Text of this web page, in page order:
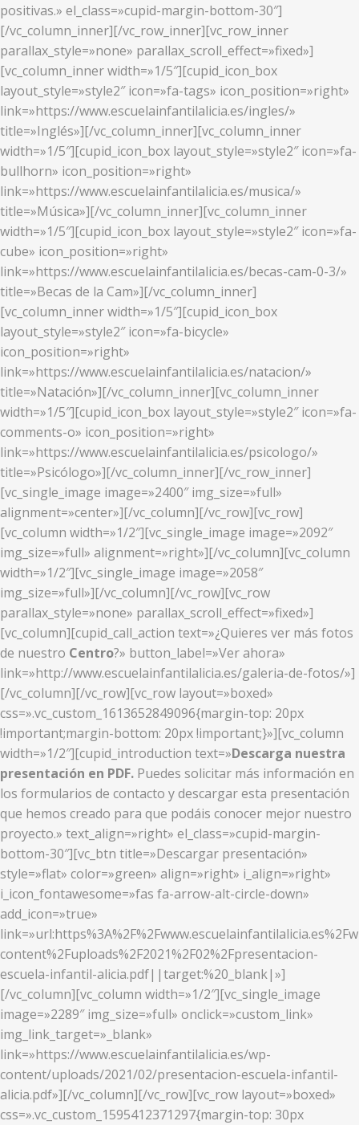
positivas.» el_class=»cupid-margin-bottom-30″]
[/vc_column_inner][/vc_row_inner][vc_row_inner
parallax_style=»none» parallax_scroll_effect=»fixed»]
[vc_column_inner width=»1/5″][cupid_icon_box
layout_style=»style2″ icon=»fa-tags» icon_position=»right»
link=»https://www.escuelainfantilalicia.es/ingles/»
title=»Inglés»][/vc_column_inner][vc_column_inner
width=»1/5″][cupid_icon_box layout_style=»style2″ icon=»fa-
bullhorn» icon_position=»right»
link=»https://www.escuelainfantilalicia.es/musica/»
title=»Música»][/vc_column_inner][vc_column_inner
width=»1/5″][cupid_icon_box layout_style=»style2″ icon=»fa-
cube» icon_position=»right»
link=»https://www.escuelainfantilalicia.es/becas-cam-0-3/»
title=»Becas de la Cam»][/vc_column_inner]
[vc_column_inner width=»1/5″][cupid_icon_box
layout_style=»style2″ icon=»fa-bicycle»
icon_position=»right»
link=»https://www.escuelainfantilalicia.es/natacion/»
title=»Natación»][/vc_column_inner][vc_column_inner
width=»1/5″][cupid_icon_box layout_style=»style2″ icon=»fa-
comments-o» icon_position=»right»
link=»https://www.escuelainfantilalicia.es/psicologo/»
title=»Psicólogo»][/vc_column_inner][/vc_row_inner]
[vc_single_image image=»2400″ img_size=»full»
alignment=»center»][/vc_column][/vc_row][vc_row]
[vc_column width=»1/2″][vc_single_image image=»2092″
img_size=»full» alignment=»right»][/vc_column][vc_column
width=»1/2″][vc_single_image image=»2058″
img_size=»full»][/vc_column][/vc_row][vc_row
parallax_style=»none» parallax_scroll_effect=»fixed»]
[vc_column][cupid_call_action text=»¿Quieres ver más fotos
de nuestro Centro?» button_label=»Ver ahora»
link=»http://www.escuelainfantilalicia.es/galeria-de-fotos/»]
[/vc_column][/vc_row][vc_row layout=»boxed»
css=».vc_custom_1613652849096{margin-top: 20px
!important;margin-bottom: 20px !important;}»][vc_column
width=»1/2″][cupid_introduction text=»Descarga nuestra
presentación en PDF. Puedes solicitar más información en
los formularios de contacto y descargar esta presentación
que hemos creado para que podáis conocer mejor nuestro
proyecto.» text_align=»right» el_class=»cupid-margin-
bottom-30″][vc_btn title=»Descargar presentación»
style=»flat» color=»green» align=»right» i_align=»right»
i_icon_fontawesome=»fas fa-arrow-alt-circle-down»
add_icon=»true»
content%2Fuploads%2F2021%2F02%2Fpresentacion-
escuela-infantil-alicia.pdf||target:%20_blank|»]
[/vc_column][vc_column width=»1/2″][vc_single_image
image=»2289″ img_size=»full» onclick=»custom_link»
img_link_target=»_blank»
link=»https://www.escuelainfantilalicia.es/wp-
content/uploads/2021/02/presentacion-escuela-infantil-
alicia.pdf»][/vc_column][/vc_row][vc_row layout=»boxed»
css=».vc_custom_1595412371297{margin-top: 30px